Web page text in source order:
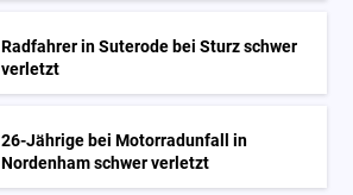
Radfahrer in Suterode bei Sturz schwer
verletzt
26-Jährige bei Motorradunfall in
Nordenham schwer verletzt